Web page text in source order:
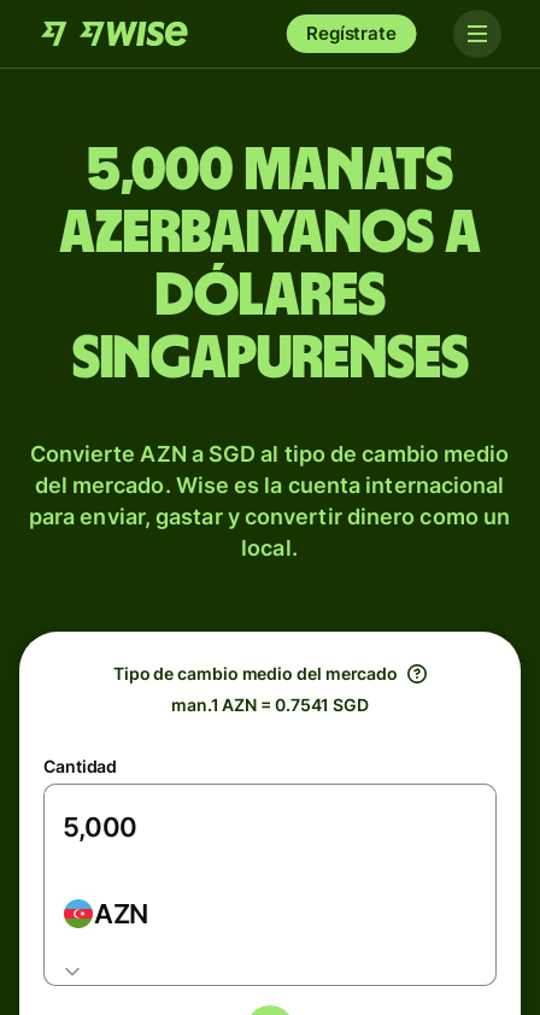
Regístrate
5,000 manats
azerbaiyanos a
dólares
singapurenses
Convierte AZN a SGD al tipo de cambio medio
del mercado. Wise es la cuenta internacional
para enviar, gastar y convertir dinero como un
local.
Tipo de cambio medio del mercado
man.1 AZN = 0.7541 SGD
Cantidad
AZN